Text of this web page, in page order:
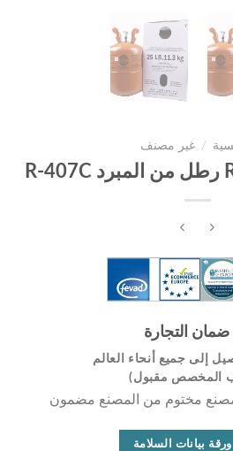
/ غير مصنف
ضمان التجارة
إلى جميع أنحاء العالم
المخصص مقبول)
بيانات السلامة